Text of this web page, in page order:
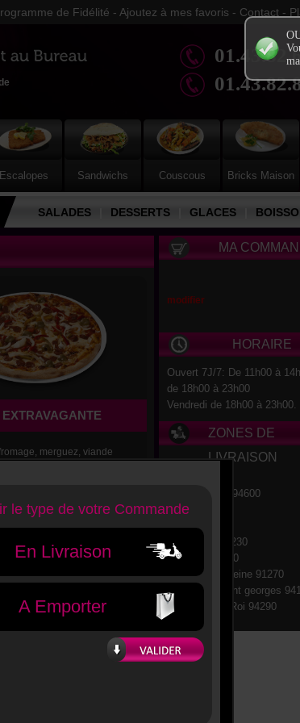
de Fidélité - Ajoutez à mes favoris - Contact-
Escalopes Sandwichs Couscous Bricks Maison
SALADES DESSERTS GLACES
EXTRAVAGANTE
merguez, viande
MA
modifier
HORAIRE
Ouvert 7J/7: De 11h00 à
de 18h00 à 23h00
Vendredi de 18h00 à 23h00.
ZONES DE
LIVRAISON
Choisy-le-Roi 94600
Crosne 91560
Limeil 94450
Montgeron 91230
Valenton 94460
Vigneux-sur-Seine 91270
Villeneuve saint georges
Villeneuve-le-Roi 94290